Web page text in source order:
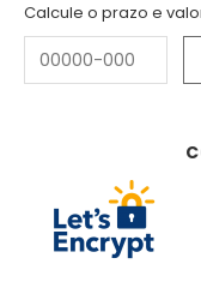
Calcule o prazo e